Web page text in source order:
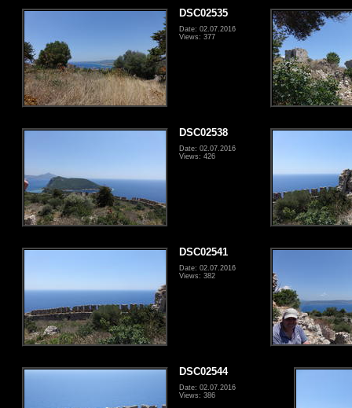
DSC02535
Date: 02.07.2016
Views: 377
DSC02538
Date: 02.07.2016
Views: 426
DSC02541
Date: 02.07.2016
Views: 382
DSC02544
Date: 02.07.2016
Views: 386